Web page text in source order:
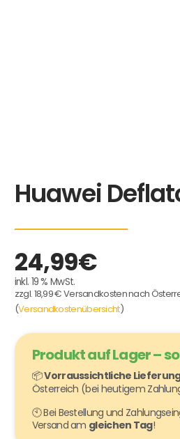
Huawei
24,99€
inkl. 19 % MwSt.
zzgl. 18,99 € Versandkosten nach
(Versandkostenübersicht)
Produkt auf Lager –
📦Vorraussichtliche
Österreich (bei heutigem
🕙 Bei Bestellung und
Versand am gleichen Tag!